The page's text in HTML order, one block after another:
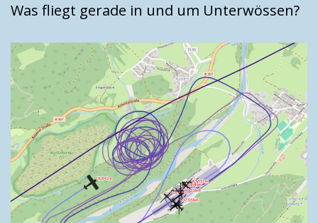
Was fliegt gerade in und um Unterwössen?